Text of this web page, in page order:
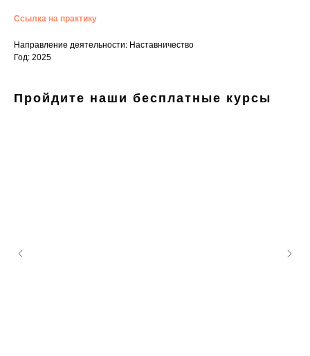
Ссылка на практику
Направление деятельности: Наставничество
Год: 2025
Пройдите наши бесплатные курсы